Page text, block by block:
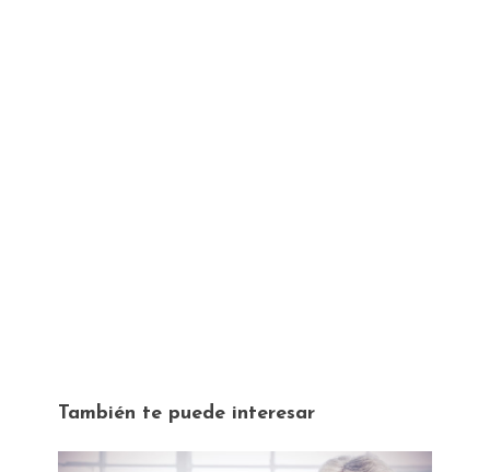
También te puede interesar